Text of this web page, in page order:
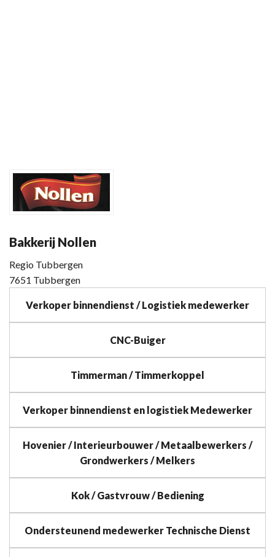
Bakkerij Nollen
Regio Tubbergen
7651 Tubbergen
Verkoper binnendienst / Logistiek medewerker
CNC-Buiger
Timmerman / Timmerkoppel
Verkoper binnendienst en logistiek Medewerker
Hovenier / Interieurbouwer / Metaalbewerkers /
Grondwerkers / Melkers
Kok / Gastvrouw / Bediening
Ondersteunend medewerker Technische Dienst